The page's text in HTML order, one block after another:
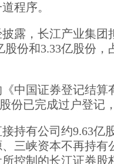
程序。
露，长江产业集团
份和3.33亿股份
中国证券登记结算
份已完成过户登记
持有公司约9.63亿
三峡资本不再持
控制的长江证券股